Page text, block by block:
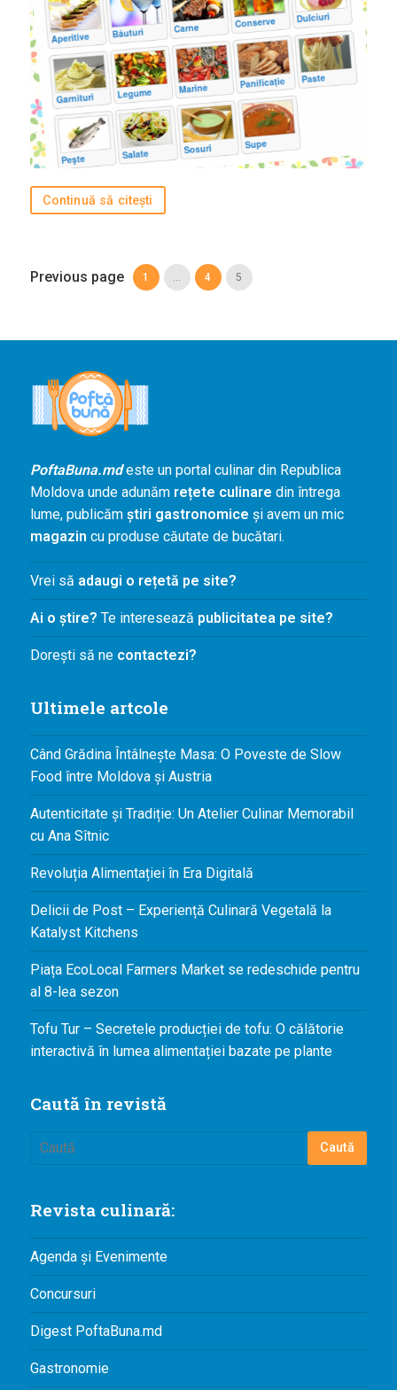
Continuă să citești
Previous page 1 … 4 5
PoftaBuna.mdeste un portal culinar din Republica
Moldova unde adunăm rețete culinare din întrega
lume, publicăm știri gastronomice și avem un mic
magazin cu produse căutate de bucătari.
Vrei să adaugi o rețetă pe site?
Ai o știre? Te interesează publicitatea pe site?
Dorești să necontactezi?
Ultimele artcole
Când Grădina Întâlnește Masa: O Poveste de Slow
Food între Moldova și Austria
Autenticitate și Tradiție: Un Atelier Culinar Memorabil
cu Ana Sîtnic
Revoluția Alimentației în Era Digitală
Delicii de Post – Experiență Culinară Vegetală la
Katalyst Kitchens
Piața EcoLocal Farmers Market se redeschide pentru
al 8-lea sezon
Tofu Tur – Secretele producției de tofu: O călătorie
interactivă în lumea alimentației bazate pe plante
Caută în revistă
Revista culinară:
Agenda și Evenimente
Concursuri
Digest PoftaBuna.md
Gastronomie